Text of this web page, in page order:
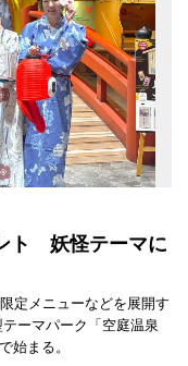
ト 妖怪テーマに
定メニューなどを展開す
ーマパーク「空庭温泉
始まる。